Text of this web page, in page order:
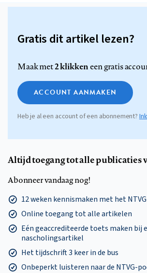
Gratis dit artikel lezen?
Maak met2 klikkeneen gratis
ACCOUNT AANMAKEN
Heb je al een account of een abonnement?
Altijd toegang tot alle publicaties
Abonneer vandaag nog!
12 weken kennismaken met het NTVG
Online toegang tot alle artikelen
Eén geaccrediteerde toets maken bij
nascholingsartikel
Het tijdschrift 3 keer in de bus
Onbeperkt luisteren naar de NTVG-